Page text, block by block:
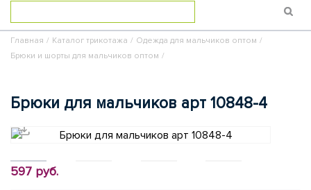
Главная / Каталог трикотажа / Одежда для мальчиков оптом /
Брюки и шорты для мальчиков оптом /
Брюки для мальчиков арт 10848-4
597 руб.